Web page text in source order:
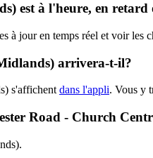
est à l'heure, en retard
à jour en temps réel et voir
arrivera-t-il?
s'affichent dans l'appli. Vous y
Road - Church